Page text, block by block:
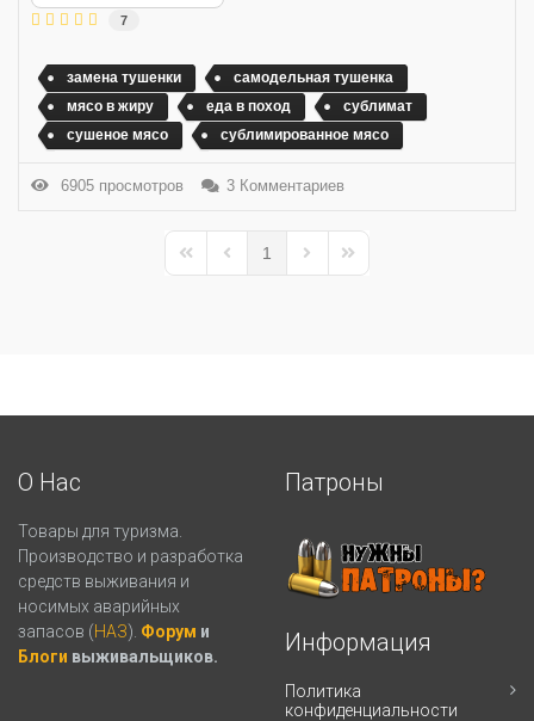
7
замена тушенки
самодельная тушенка
мясо в жиру
еда в поход
сублимат
сушеное мясо
сублимированное мясо
6905 просмотров 3 Комментариев
First PagePrevious Page
1
Next PageLast Page
О Нас
Товары для туризма.
Производство и разработка
средств выживания и
носимых аварийных
запасов (НАЗ). Форум и
Блоги выживальщиков.
Патроны
Информация
Политика
конфиденциальности